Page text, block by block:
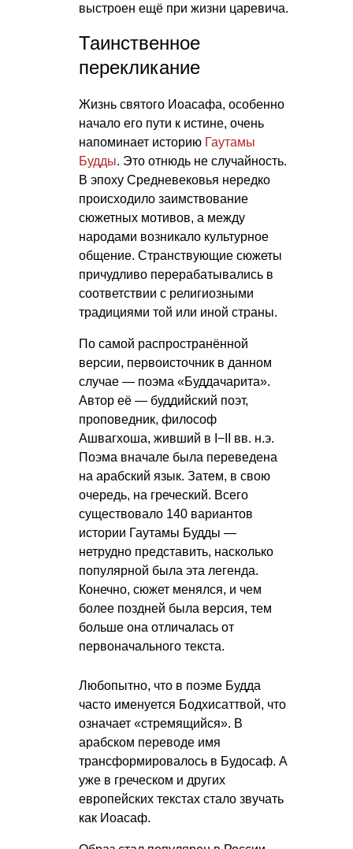
выстроен ещё при жизни царевича.
Таинственное
перекликание
Жизнь святого Иоасафа, особенно
начало его пути к истине, очень
напоминает историю Гаутамы
Будды. Это отнюдь не случайность.
В эпоху Средневековья нередко
происходило заимствование
сюжетных мотивов, а между
народами возникало культурное
общение. Странствующие сюжеты
причудливо перерабатывались в
соответствии с религиозными
традициями той или иной страны.
По самой распространённой
версии, первоисточник в данном
случае — поэма «Буддачарита».
Автор её — буддийский поэт,
проповедник, философ
Ашвагхоша, живший в I−II вв. н.э.
Поэма вначале была переведена
на арабский язык. Затем, в свою
очередь, на греческий. Всего
существовало 140 вариантов
истории Гаутамы Будды —
нетрудно представить, насколько
популярной была эта легенда.
Конечно, сюжет менялся, и чем
более поздней была версия, тем
больше она отличалась от
первоначального текста.
Любопытно, что в поэме Будда
часто именуется Бодхисаттвой, что
означает «стремящийся». В
арабском переводе имя
трансформировалось в Будосаф. А
уже в греческом и других
европейских текстах стало звучать
как Иоасаф.